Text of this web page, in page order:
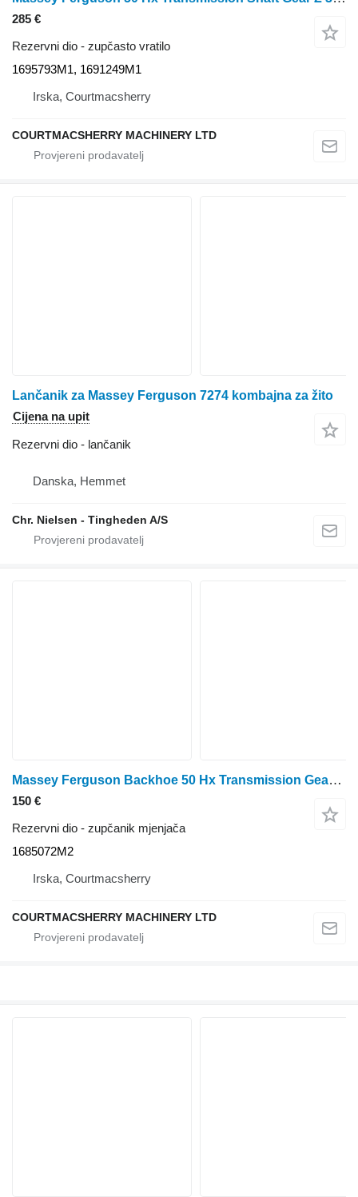
285 €
Rezervni dio - zupčasto vratilo
1695793M1, 1691249M1
Irska, Courtmacsherry
COURTMACSHERRY MACHINERY LTD
Lančanik za Massey Ferguson 7274 kombajna za žito
Cijena na upit
Rezervni dio - lančanik
Danska, Hemmet
Chr. Nielsen - Tingheden A/S
Massey Ferguson Backhoe 50 Hx Transmission Gear Z 32 1686041m92, 1685072m2 1685072M2 zupčanik mjenjača
150 €
Rezervni dio - zupčanik mjenjača
1685072M2
Irska, Courtmacsherry
COURTMACSHERRY MACHINERY LTD